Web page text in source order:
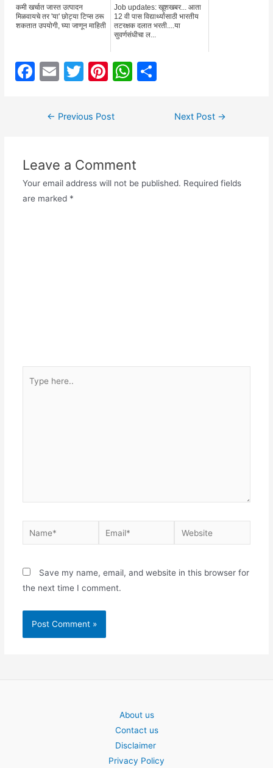
कमी खर्चात जास्त उत्पादन
मिळवायचे तर 'या' छोट्या टिप्स ठरू
शकतात उपयोगी, घ्या जाणून माहिती
Job updates: खूशखबर... आता
12 वी पास विद्यार्थ्यांसाठी भारतीय
तटरक्षक दलात भरती....या
सुवर्णसंधीचा ल...
F
o
o
k
E
ai
T
itt
Pi
er
W
p
p
ar
Post← Previous Post Next Post →
Leave a Comment
Your email address will not be published. Required fields
are marked *
here..
Name* Email* Website
Save my name, email, and website in this browser for
the next time I comment.
About us
Contact us
Disclaimer
Privacy Policy